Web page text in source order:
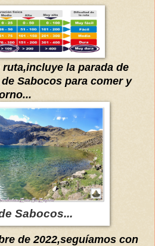
la parada de
Sabocos para comer y
Sabocos...
de 2022,seguíamos con